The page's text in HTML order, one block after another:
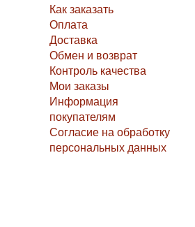
Как заказать
Оплата
Доставка
Обмен и возврат
Контроль качества
Мои заказы
Информация
покупателям
Согласие на обработку
персональных данных